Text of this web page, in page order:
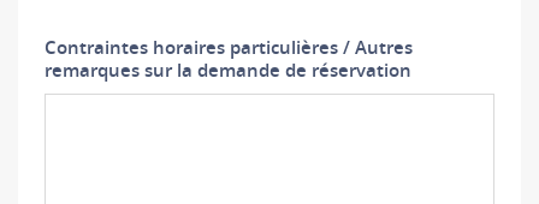
Contraintes horaires particulières / Autres
remarques sur la demande de réservation